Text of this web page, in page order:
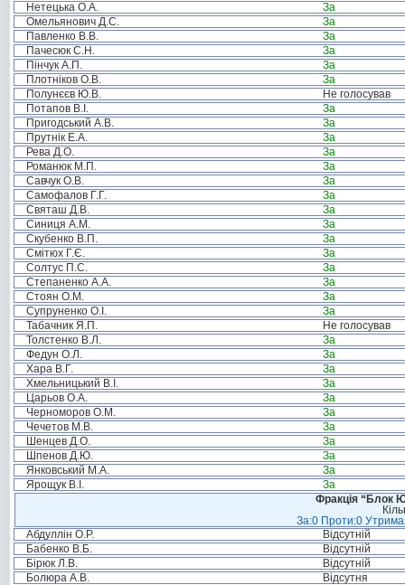
Нетецька О.А.
За
Омельянович Д.С.
За
Павленко В.В.
За
Пачесюк С.Н.
За
Пінчук А.П.
За
Плотніков О.В.
За
Полунєєв Ю.В.
Не голосував
Потапов В.І.
За
Пригодський А.В.
За
Прутнік Е.А.
За
Рева Д.О.
За
Романюк М.П.
За
Савчук О.В.
За
Самофалов Г.Г.
За
Святаш Д.В.
За
Синиця А.М.
За
Скубенко В.П.
За
Смітюх Г.Є.
За
Солтус П.С.
За
Степаненко А.А.
За
Стоян О.М.
За
Супруненко О.І.
За
Табачник Я.П.
Не голосував
Толстенко В.Л.
За
Федун О.Л.
За
Хара В.Г.
За
Хмельницький В.І.
За
Царьов О.А.
За
Черноморов О.М.
За
Чечетов М.В.
За
Шенцев Д.О.
За
Шпенов Д.Ю.
За
Янковський М.А.
За
Ярощук В.І.
За
Фракція “Блок
За:0 Проти:0
Абдуллін О.Р.
Відсутній
Бабенко В.Б.
Відсутній
Бірюк Л.В.
Відсутній
Болюра А.В.
Відсутня